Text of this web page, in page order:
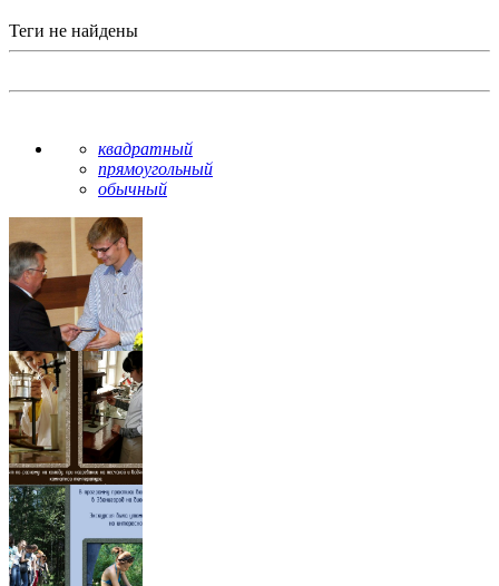
Теги не найдены
квадратный
прямоугольный
обычный